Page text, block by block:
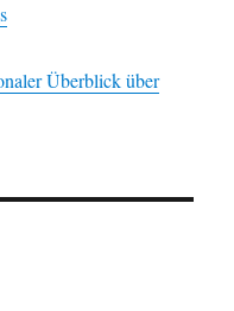
Überblick über